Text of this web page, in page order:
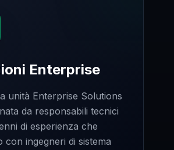
Enterprise
unità Enterprise Solutions
da responsabili tecnici
di esperienza che
con ingegneri di sistema